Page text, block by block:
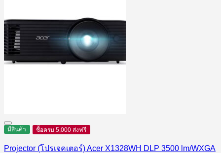
มีสินค้า ซื้อครบ 5,000 ส่งฟรี
Projector (โปรเจคเตอร์) Acer X1328WH DLP 3500 lm/WXGA